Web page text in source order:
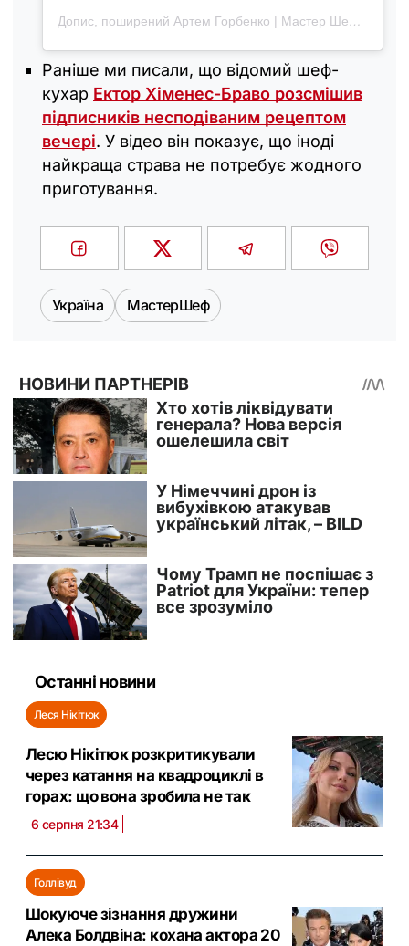
Допис, поширений Артем Горбенко | Мастер Шеф 13 (@gorbenko_art)
Раніше ми писали, що відомий шеф-
кухар Ектор Хіменес-Браво розсмішив
підписників несподіваним рецептом
вечері. У відео він показує, що іноді
найкраща страва не потребує жодного
приготування.
Україна МастерШеф
Останні новини
Леся Нікітюк
Лесю Нікітюк розкритикували
через катання на квадроциклі в
горах: що вона зробила не так
6 серпня 21:34
Голлівуд
Шокуюче зізнання дружини
Алека Болдвіна: кохана актора 20